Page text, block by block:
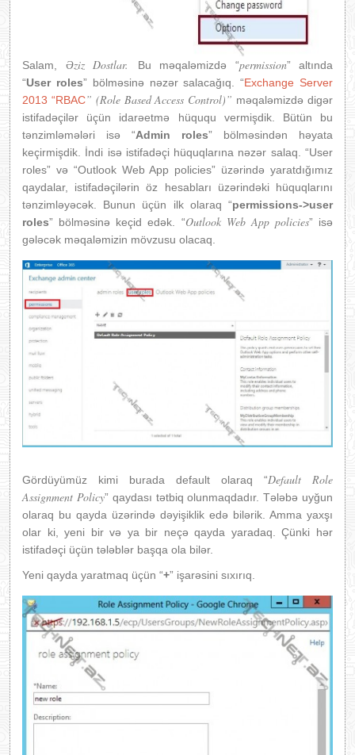
Salam, Əziz Dostlar. Bu məqaləmizdə “permission” altında
“User roles” bölməsinə nəzər salacağıq. “Exchange Server
2013 “RBAC” (Role Based Access Control)” məqaləmizdə digər
istifadəçilər üçün idarəetmə hüququ vermişdik. Bütün bu
tənzimləmələri isə “Admin roles” bölməsindən həyata
keçirmişdik. İndi isə istifadəçi hüquqlarına nəzər salaq. “User
roles” və “Outlook Web App policies” üzərində yaratdığımız
qaydalar, istifadəçilərin öz hesabları üzərindəki hüquqlarını
tənzimləyəcək. Bunun üçün ilk olaraq “permissions->user
roles” bölməsinə keçid edək. “Outlook Web App policies” isə
gələcək məqaləmizin mövzusu olacaq.
Gördüyümüz kimi burada default olaraq “Default Role
Assignment Policy” qaydası tətbiq olunmaqdadır. Tələbə uyğun
olaraq bu qayda üzərində dəyişiklik edə bilərik. Amma yaxşı
olar ki, yeni bir və ya bir neçə qayda yaradaq. Çünki hər
istifadəçi üçün tələblər başqa ola bilər.
Yeni qayda yaratmaq üçün “+” işarəsini sıxırıq.